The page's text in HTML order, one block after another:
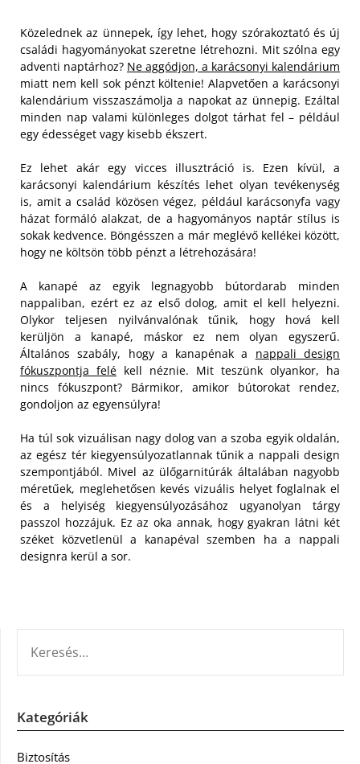
Közelednek az ünnepek, így lehet, hogy szórakoztató és új
családi hagyományokat szeretne létrehozni. Mit szólna egy
adventi naptárhoz? Ne aggódjon, a karácsonyi kalendárium
miatt nem kell sok pénzt költenie! Alapvetően a karácsonyi
kalendárium visszaszámolja a napokat az ünnepig. Ezáltal
minden nap valami különleges dolgot tárhat fel – például
egy édességet vagy kisebb ékszert.
Ez lehet akár egy vicces illusztráció is. Ezen kívül, a
karácsonyi kalendárium készítés lehet olyan tevékenység
is, amit a család közösen végez, például karácsonyfa vagy
házat formáló alakzat, de a hagyományos naptár stílus is
sokak kedvence. Böngésszen a már meglévő kellékei között,
hogy ne költsön több pénzt a létrehozására!
A kanapé az egyik legnagyobb bútordarab minden
nappaliban, ezért ez az első dolog, amit el kell helyezni.
Olykor teljesen nyilvánvalónak tűnik, hogy hová kell
kerüljön a kanapé, máskor ez nem olyan egyszerű.
Általános szabály, hogy a kanapénak a nappali design
fókuszpontja felé kell néznie. Mit teszünk olyankor, ha
nincs fókuszpont? Bármikor, amikor bútorokat rendez,
gondoljon az egyensúlyra!
Ha túl sok vizuálisan nagy dolog van a szoba egyik oldalán,
az egész tér kiegyensúlyozatlannak tűnik a nappali design
szempontjából. Mivel az ülőgarnitúrák általában nagyobb
méretűek, meglehetősen kevés vizuális helyet foglalnak el
és a helyiség kiegyensúlyozásához ugyanolyan tárgy
passzol hozzájuk. Ez az oka annak, hogy gyakran látni két
széket közvetlenül a kanapéval szemben ha a nappali
designra kerül a sor.
Kategóriák
Biztosítás